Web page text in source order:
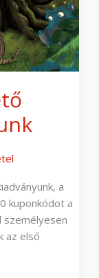
a
kuponkódot a
az első